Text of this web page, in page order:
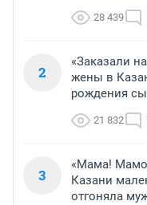
28 439
2
«Заказали
жены в
рождения
21 832
3
«Мама!
Казани
отгоняла